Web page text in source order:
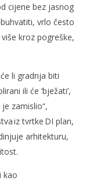
cijene bez jasnog
vrlo često
kroz pogreške,
li gradnja biti
ili će ‘bježati’,
zamislio“,
iz tvrtke DI plan,
arhitekturu,
kao